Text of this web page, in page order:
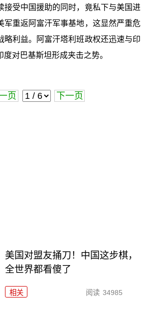
接受中国援助的同时，竟私下与美国进
军重返阿富汗军事基地，这显然严重危
略利益。阿富汗塔利班政权还迅速与印
对巴基斯坦形成夹击之势。
页 下一页
美国对盟友捅刀！中国这步棋，
全世界都看傻了
相关 阅读 34985